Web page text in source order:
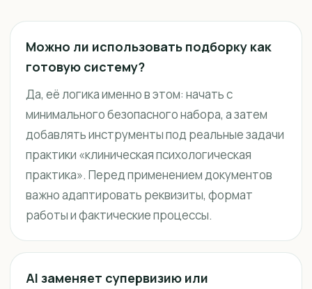
Можно ли использовать подборку как
готовую систему?
Да, её логика именно в этом: начать с
минимального безопасного набора, а затем
добавлять инструменты под реальные задачи
практики «клиническая психологическая
практика». Перед применением документов
важно адаптировать реквизиты, формат
работы и фактические процессы.
AI заменяет супервизию или